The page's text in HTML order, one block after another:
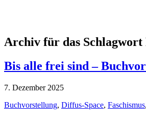
Archiv für das
Bis alle frei sind –
7. Dezember 2025
Buchvorstellung, Diffus-Space, Faschismus,